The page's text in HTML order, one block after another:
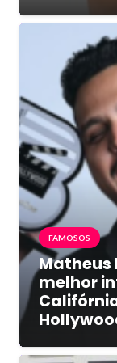
FAMOSOS
Matheus
melhor